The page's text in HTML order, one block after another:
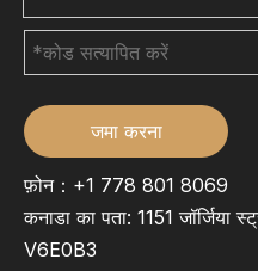
जमा करना
फ़ोन：+1 778 801 8069
कनाडा का पता: 1151 जॉर्जिया
V6E0B3